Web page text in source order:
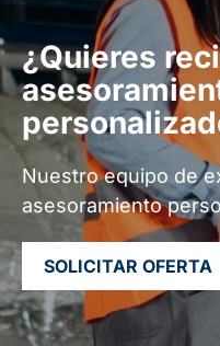
¿Quieres
Nuestro equipo de
asesoramiento
SOLICITAR OFERTA